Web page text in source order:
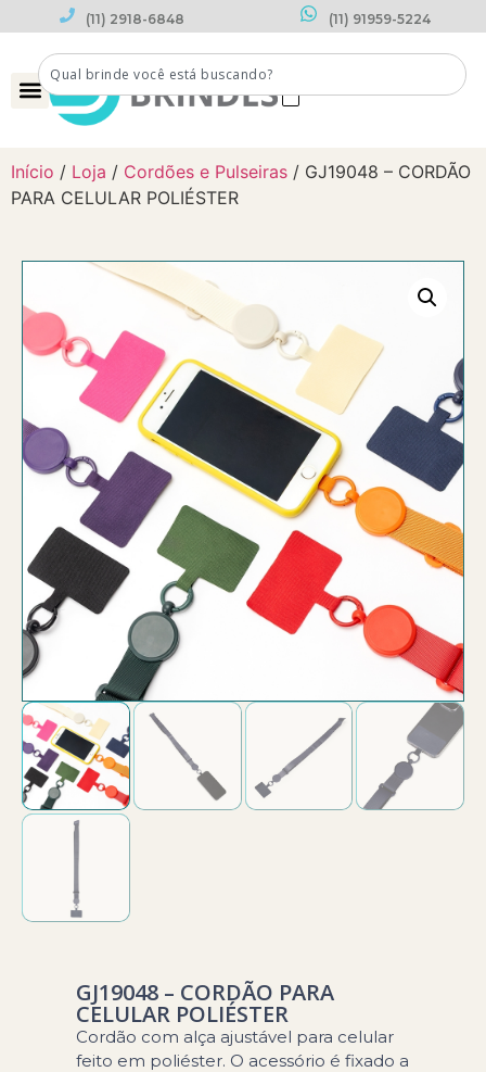
(11) 2918-6848 (11) 91959-5224
Início / Loja / Cordões e Pulseiras / GJ19048 – CORDÃO
PARA CELULAR POLIÉSTER
GJ19048 – CORDÃO PARA
CELULAR POLIÉSTER
Cordão com alça ajustável para celular
feito em poliéster. O acessório é fixado a